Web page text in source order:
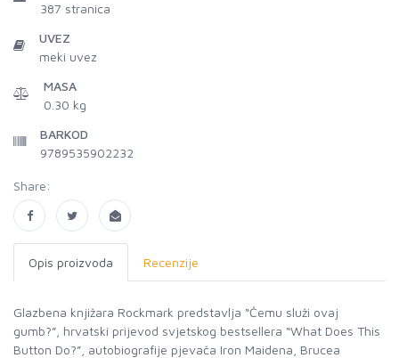
387 stranica
UVEZ
meki uvez
MASA
0.30 kg
BARKOD
9789535902232
Share:
Opis proizvoda Recenzije
Glazbena knjižara Rockmark predstavlja “Čemu služi ovaj
gumb?”, hrvatski prijevod svjetskog bestsellera “What Does This
Button Do?”, autobiografije pjevača Iron Maidena, Brucea